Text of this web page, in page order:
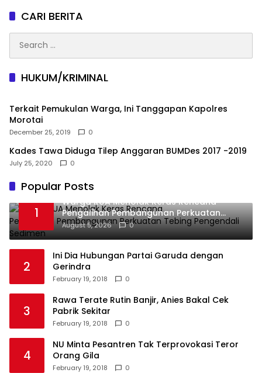
CARI BERITA
for:
HUKUM/KRIMINAL
Terkait Pemukulan Warga, Ini Tanggapan Kapolres
Morotai
December 25, 2019 0
Kades Tawa Diduga Tilep Anggaran BUMDes 2017 -2019
July 25, 2020 0
Popular Posts
1
Warga RUA Menolak Keras Rencana
Pengalihan Pembangunan Perkuatan
Tebing Pengendali Sedimen
August 5, 2026 0
2
Ini Dia Hubungan Partai Garuda dengan
Gerindra
February 19, 2018 0
3
Rawa Terate Rutin Banjir, Anies Bakal Cek
Pabrik Sekitar
February 19, 2018 0
4
NU Minta Pesantren Tak Terprovokasi Teror
Orang Gila
February 19, 2018 0